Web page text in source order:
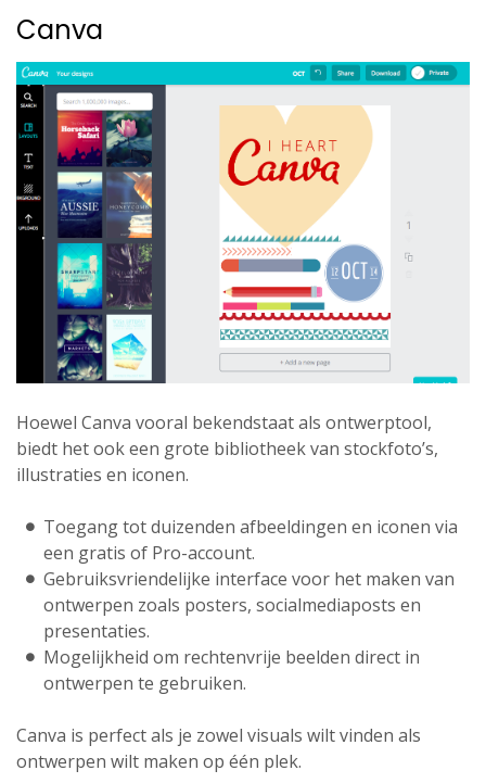
Canva
Hoewel Canva vooral bekendstaat als ontwerptool,
biedt het ook een grote bibliotheek van stockfoto’s,
illustraties en iconen.
Toegang tot duizenden afbeeldingen en iconen via
een gratis of Pro-account.
Gebruiksvriendelijke interface voor het maken van
ontwerpen zoals posters, socialmediaposts en
presentaties.
Mogelijkheid om rechtenvrije beelden direct in
ontwerpen te gebruiken.
Canva is perfect als je zowel visuals wilt vinden als
ontwerpen wilt maken op één plek.